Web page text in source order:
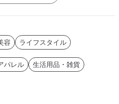
容 ライフスタイル
パレル
生活用品・雑貨